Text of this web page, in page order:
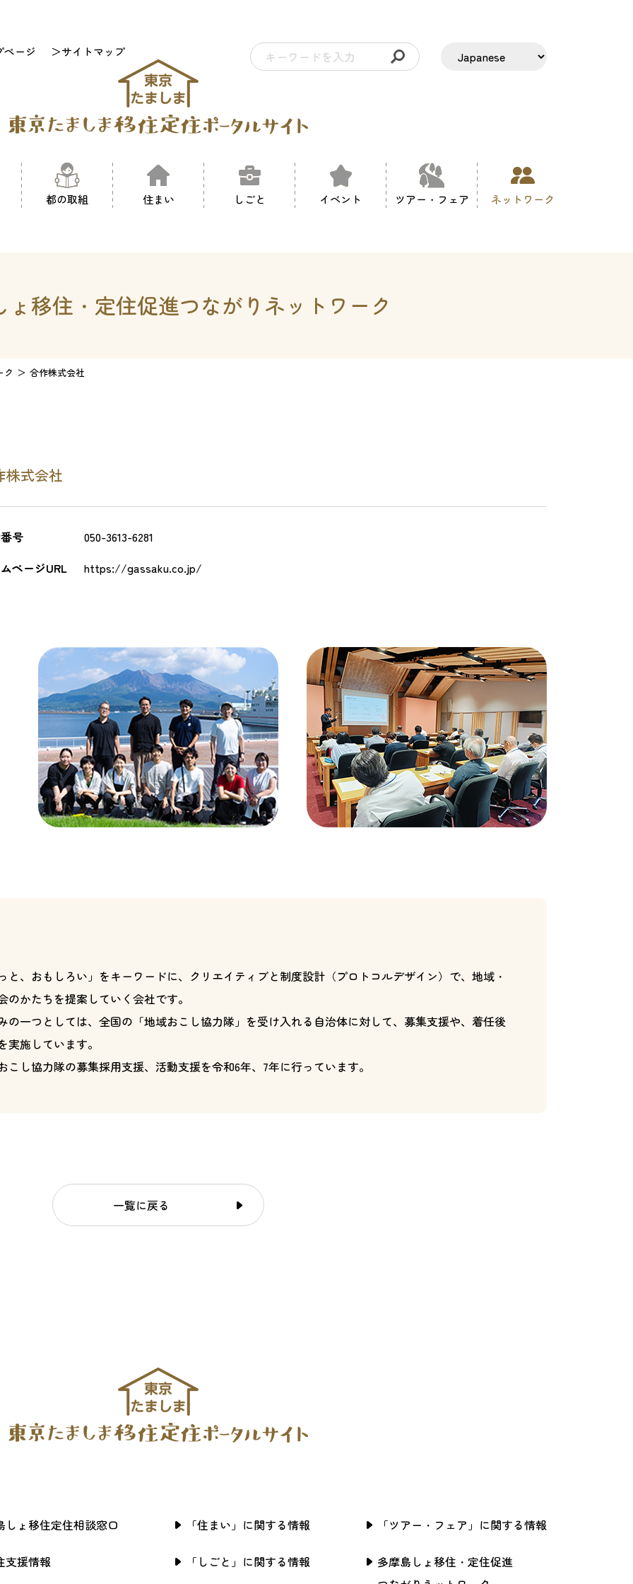
ページ ＞サイトマップ
都の取組 住まい しごと イベント ツアー・フェア ネットワーク
ょ移住・定住促進つながりネットワーク
ク 合作株式会社
株式会社
号
050-3613-6281
ページURL
https://gassaku.co.jp/
、おもしろい」をキーワードに、クリエイティブと制度設計（プロトコルデザイン）で、地域・
かたちを提案していく会社です。
の一つとしては、全国の「地域おこし協力隊」を受け入れる自治体に対して、募集支援や、着任後
施しています。
し協力隊の募集採用支援、活動支援を令和6年、7年に行っています。
一覧に戻る
しょ移住定住相談窓口
支援情報
「住まい」に関する情報
「しごと」に関する情報
「ツアー・フェア」に関する情報
多摩島しょ移住・定住促進